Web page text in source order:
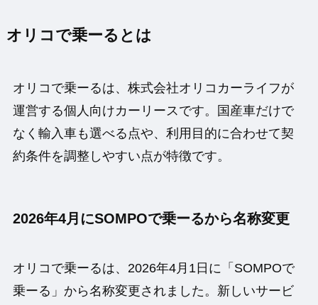
オリコで乗ーるとは
オリコで乗ーるは、株式会社オリコカーライフが
運営する個人向けカーリースです。国産車だけで
なく輸入車も選べる点や、利用目的に合わせて契
約条件を調整しやすい点が特徴です。
2026年4月にSOMPOで乗ーるから名称変更
オリコで乗ーるは、2026年4月1日に「SOMPOで
乗ーる」から名称変更されました。新しいサービ